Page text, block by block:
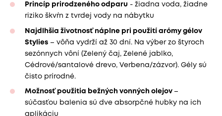
Princíp prirodzeného odparu - žiadna voda, žiadne
riziko škvŕn z tvrdej vody na nábytku
Najdlhšia životnosť náplne pri použití arómy gélov
Stylies – vôňa vydrží až 30 dní. Na výber zo štyroch
sezónnych vôní (Zelený čaj, Zelené jablko,
Cédrové/santalové drevo, Verbena/zázvor). Gély sú
čisto prírodné.
Možnosť použitia bežných vonných olejov –
súčasťou balenia sú dve absorpčné hubky na ich
aplikáciu